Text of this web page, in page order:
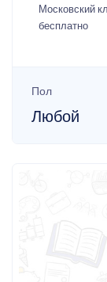
Московский
бесплатно
Пол
Любой